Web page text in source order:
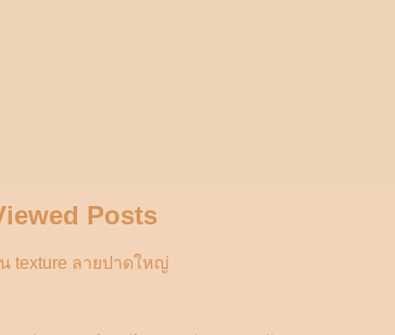
Posts
texture ลายปาดใหญ่